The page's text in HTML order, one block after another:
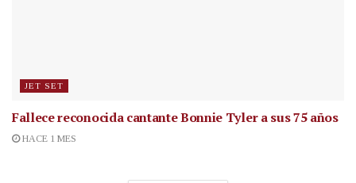
JET SET
Fallece reconocida cantanteBonnie Tyler a sus 75 años
HACE 1 MES